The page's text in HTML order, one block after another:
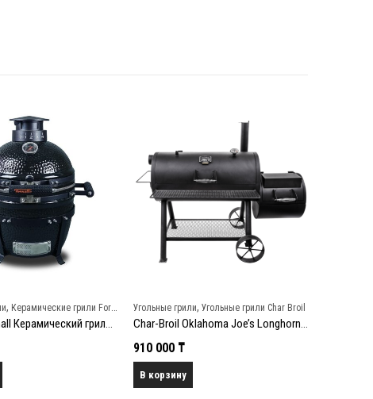
, Керамические грили Fornetto
Fornetto Small Керамический гриль размер 40 см, черный
Угольные грили, Угольные грили Char Broil
Char-Broil Oklahoma Joe’s Longhorn Offset коптильня
910 000 ₸
В корзину